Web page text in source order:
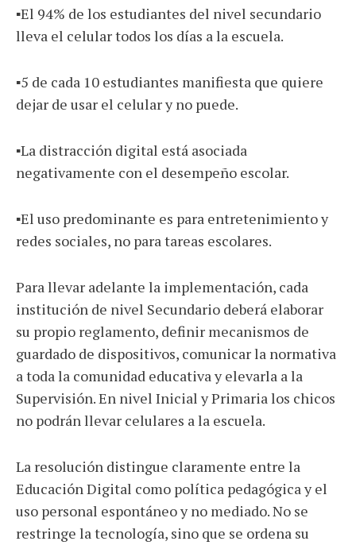
▪️El 94% de los estudiantes del nivel secundario
lleva el celular todos los días a la escuela.
▪️5 de cada 10 estudiantes manifiesta que quiere
dejar de usar el celular y no puede.
▪️La distracción digital está asociada
negativamente con el desempeño escolar.
▪️El uso predominante es para entretenimiento y
redes sociales, no para tareas escolares.
Para llevar adelante la implementación, cada
institución de nivel Secundario deberá elaborar
su propio reglamento, definir mecanismos de
guardado de dispositivos, comunicar la normativa
a toda la comunidad educativa y elevarla a la
Supervisión. En nivel Inicial y Primaria los chicos
no podrán llevar celulares a la escuela.
La resolución distingue claramente entre la
Educación Digital como política pedagógica y el
uso personal espontáneo y no mediado. No se
restringe la tecnología, sino que se ordena su